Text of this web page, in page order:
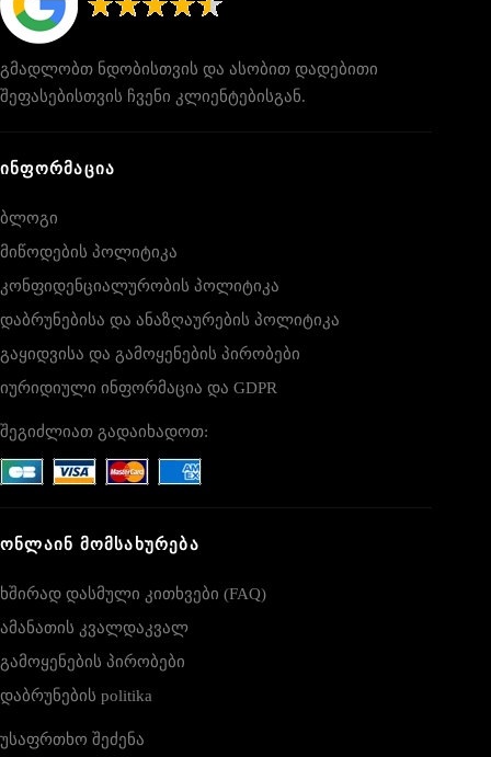
გმადლობთ ნდობისთვის და ასობით დადებითი
შეფასებისთვის ჩვენი კლიენტებისგან.
ᲘᲜᲤᲝᲠᲛᲐᲪᲘᲐ
ბლოგი
მიწოდების პოლიტიკა
კონფიდენციალურობის პოლიტიკა
დაბრუნებისა და ანაზღაურების პოლიტიკა
გაყიდვისა და გამოყენების პირობები
იურიდიული ინფორმაცია და GDPR
შეგიძლიათ გადაიხადოთ:
ᲝᲜᲚᲐᲘᲜ ᲛᲝᲛᲡᲐᲮᲣᲠᲔᲑᲐ
ხშირად დასმული კითხვები (FAQ)
ამანათის კვალდაკვალ
გამოყენების პირობები
დაბრუნების politika
უსაფრთხო შეძენა